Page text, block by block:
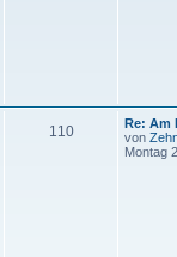
110
Re: Am
von
Montag